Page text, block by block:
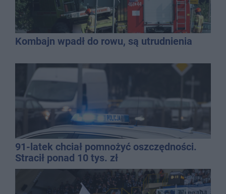
Kombajn wpadł do rowu, są utrudnienia
91-latek chciał pomnożyć oszczędności.
Stracił ponad 10 tys. zł